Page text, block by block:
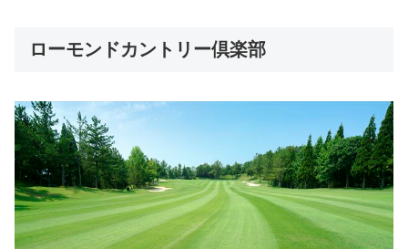
ローモンドカントリー倶楽部